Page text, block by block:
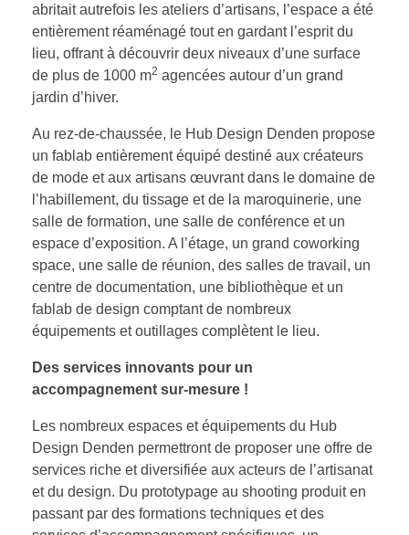
abritait autrefois les ateliers d’artisans, l’espace a été
entièrement réaménagé tout en gardant l’esprit du
lieu, offrant à découvrir deux niveaux d’une surface
de plus de 1000 m2 agencées autour d’un grand
jardin d’hiver.
Au rez-de-chaussée, le Hub Design Denden propose
un fablab entièrement équipé destiné aux créateurs
de mode et aux artisans œuvrant dans le domaine de
l’habillement, du tissage et de la maroquinerie, une
salle de formation, une salle de conférence et un
espace d’exposition. A l’étage, un grand coworking
space, une salle de réunion, des salles de travail, un
centre de documentation, une bibliothèque et un
fablab de design comptant de nombreux
équipements et outillages complètent le lieu.
Des services innovants pour un
accompagnement sur-mesure !
Les nombreux espaces et équipements du Hub
Design Denden permettront de proposer une offre de
services riche et diversifiée aux acteurs de l’artisanat
et du design. Du prototypage au shooting produit en
passant par des formations techniques et des